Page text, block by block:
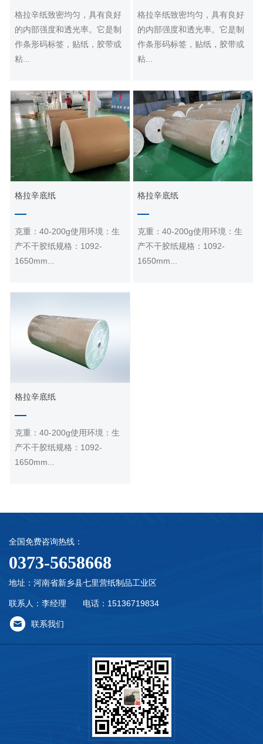
格拉辛纸致密均匀，具有良好
的内部强度和透光率。它是制
作条形码标签，贴纸，胶带或
粘...
格拉辛纸致密均匀，具有良好
的内部强度和透光率。它是制
作条形码标签，贴纸，胶带或
粘...
格拉辛底纸
格拉辛底纸
克重：40-200g使用环境：生
产不干胶纸规格：1092-
1650mm...
格拉辛底纸
格拉辛底纸
克重：40-200g使用环境：生
产不干胶纸规格：1092-
1650mm...
格拉辛底纸
格拉辛底纸
克重：40-200g使用环境：生
产不干胶纸规格：1092-
1650mm...
全国免费咨询热线：
0373-5658668
地址：河南省新乡县七里营纸制品工业区
联系人：李经理 电话：15136719834
联系我们